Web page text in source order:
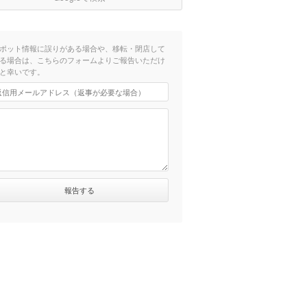
ット情報に誤りがある場合や、移転・閉店して
場合は、こちらのフォームよりご報告いただけ
幸いです。